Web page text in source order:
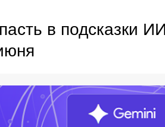
в подсказки